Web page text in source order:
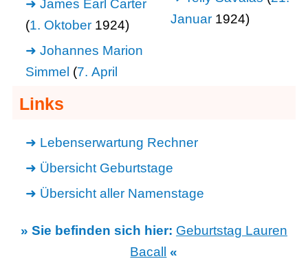
James Earl Carter
(1. Oktober 1924)
Johannes Marion
Simmel (7. April
Januar 1924)
Links
Lebenserwartung Rechner
Übersicht Geburtstage
Übersicht aller Namenstage
» Sie befinden sich hier: Geburtstag Lauren
Bacall «